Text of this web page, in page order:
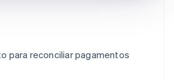
para reconciliar pagamentos